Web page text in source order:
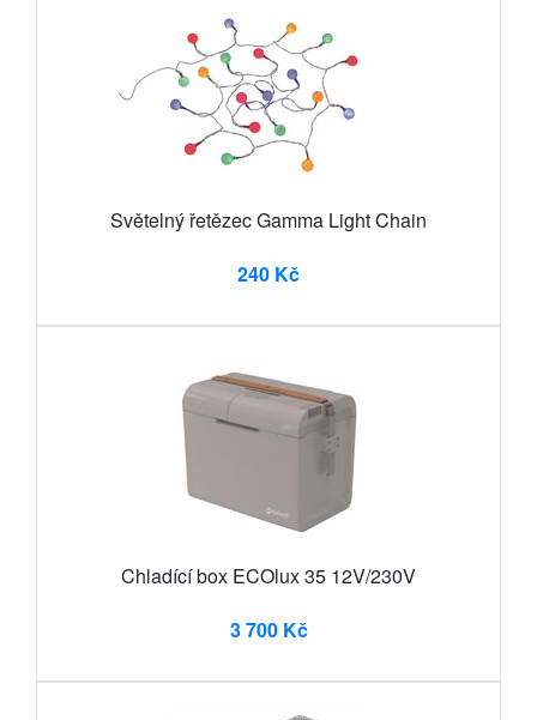
Světelný řetězec Gamma Light Chain
240 Kč
Chladící box ECOlux 35 12V/230V
3 700 Kč